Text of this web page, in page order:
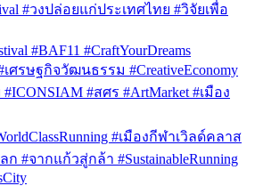
#วงปล่อยแก่ประเทศไทย #วิจัยเพื่อ
#BAF11 #CraftYourDreams
เศรษฐกิจวัฒนธรรม #CreativeEconomy
#สศร #ArtMarket #เมือง
#เมืองกีฬาเวิลด์คลาส
#จากแก้วสู่กล้า #SustainableRunning